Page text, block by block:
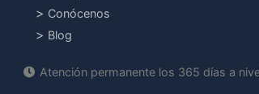
Conócenos
Blog
Atención permanente los 365 días a